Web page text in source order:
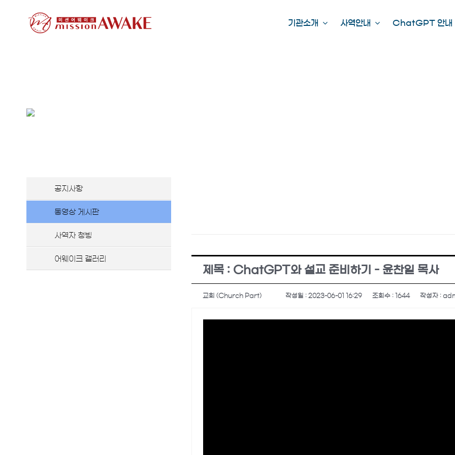
기관소개 사역안내 ChatGPT 안내
제목 : ChatGPT와 설교 준비하기 - 윤찬일 목사
교회 (Church Part) 작성일 : 2023-06-01 16:29 조회수 : 1644 작성자 :
공지사항
동영상 게시판
사역자 청빙
어웨이크 갤러리